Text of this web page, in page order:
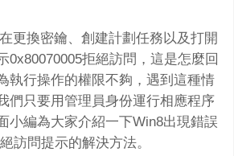
換密鑰、創建計劃任務以及打開
0x80070005拒絕訪問，這是怎麼回
執行操作的權限不夠，遇到這種情
們只要用管理員身份運行相應程序
小編為大家介紹一下Win8出現錯誤
訪問提示的解決方法。